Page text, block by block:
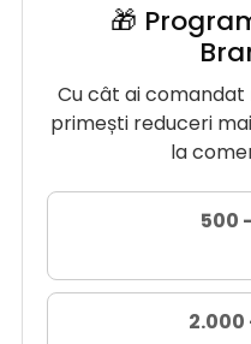
🎁
Cu cât ai
primești reduceri
la
500
2.000